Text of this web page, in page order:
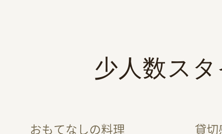
少人数ス
おもてなしの料理 貸